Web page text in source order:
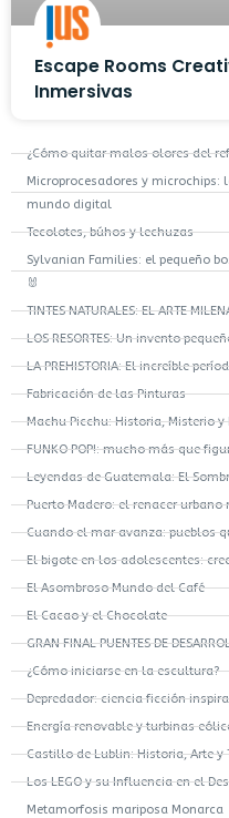
Escape Rooms
Inmersivas
¿Cómo quitar malos olores del
Microprocesadores y microchips:
mundo digital
Tecolotes, búhos y lechuzas
Sylvanian Families: el pequeño
🐰
TINTES NATURALES: EL ARTE
LOS RESORTES: Un invento
LA PREHISTORIA: El increíble
Fabricación de las Pinturas
Machu Picchu: Historia, Misterio
FUNKO POP!: mucho más que
Leyendas de Guatemala: El
Puerto Madero: el renacer
Cuando el mar avanza: pueblos
El bigote en los adolescentes:
El Asombroso Mundo del Café
El Cacao y el Chocolate
GRAN FINAL PUENTES DE
¿Cómo iniciarse en la escultura?
Depredador: ciencia ficción
Energía renovable y turbinas
Castillo de Lublin: Historia, Arte
Los LEGO y su Influencia en el
Metamorfosis mariposa Monarca